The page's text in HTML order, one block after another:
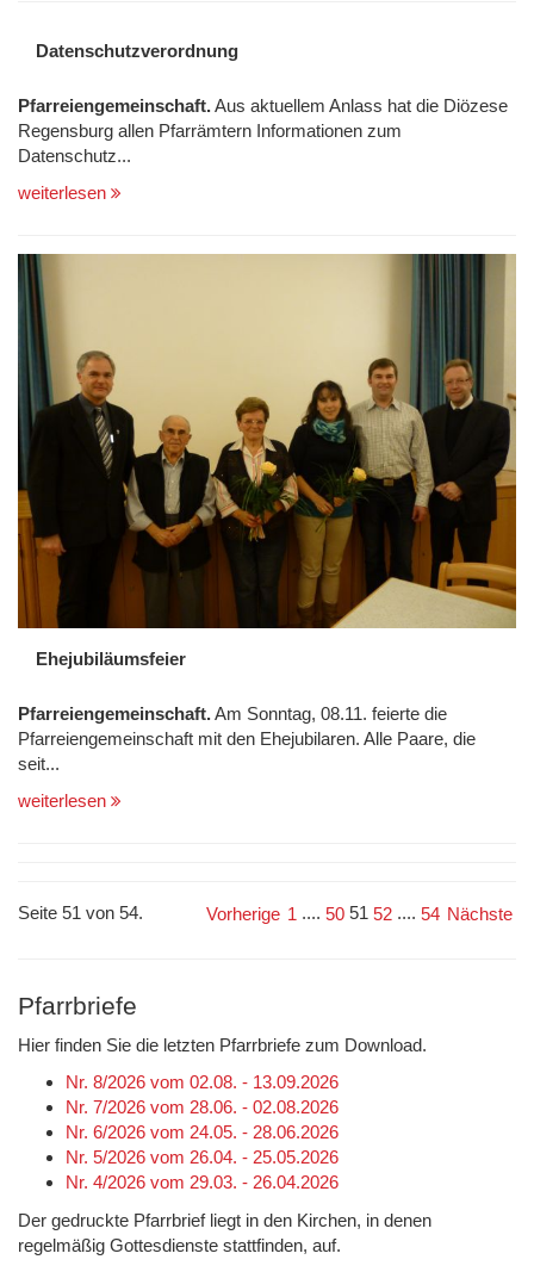
Datenschutzverordnung
Pfarreiengemeinschaft.Aus aktuellem Anlass hat die Diözese
Regensburg allen Pfarrämtern Informatio­nen zum
Datenschutz...
weiterlesen
Ehejubiläumsfeier
Pfarreiengemeinschaft.Am Sonntag, 08.11. feierte die
Pfarreiengemeinschaft mit den Ehejubilaren. Alle Paare, die
seit...
weiterlesen
Seite 51 von 54. Vorherige 1 .... 50 51 52 .... 54 Nächste
Pfarrbriefe
Hier finden Sie die letzten Pfarrbriefe zum Download.
Nr. 8/2026 vom 02.08. - 13.09.2026
Nr. 7/2026 vom 28.06. - 02.08.2026
Nr. 6/2026 vom 24.05. - 28.06.2026
Nr. 5/2026 vom 26.04. - 25.05.2026
Nr. 4/2026 vom 29.03. - 26.04.2026
Der gedruckte Pfarrbrief liegt in den Kirchen, in denen
regelmäßig Gottesdienste stattfinden, auf.